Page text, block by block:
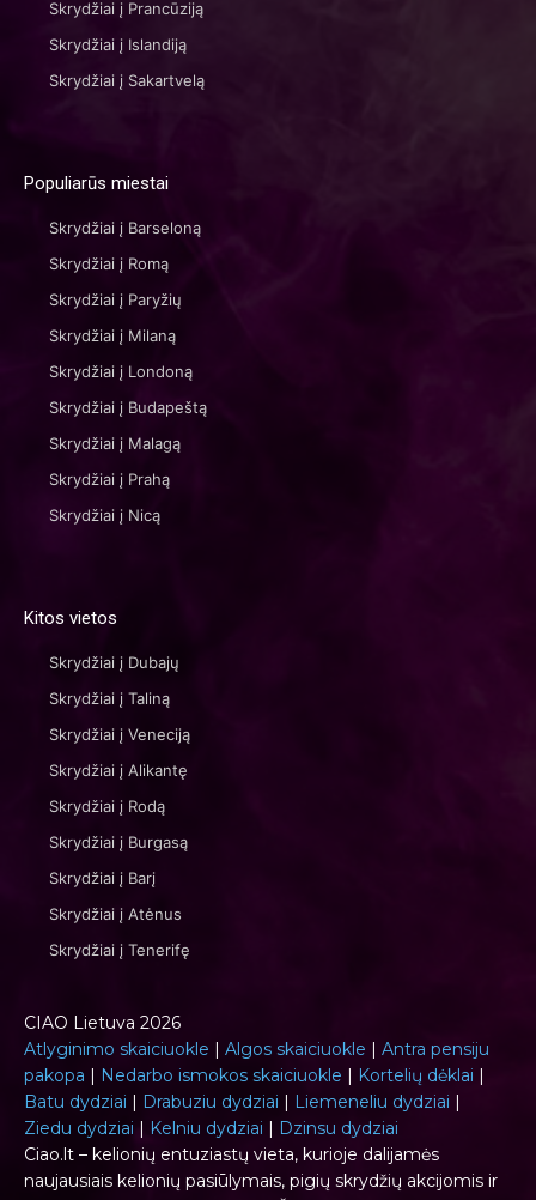
Skrydžiai į Prancūziją
Skrydžiai į Islandiją
Skrydžiai į Sakartvelą
Populiarūs miestai
Skrydžiai į Barseloną
Skrydžiai į Romą
Skrydžiai į Paryžių
Skrydžiai į Milaną
Skrydžiai į Londoną
Skrydžiai į Budapeštą
Skrydžiai į Malagą
Skrydžiai į Prahą
Skrydžiai į Nicą
Kitos vietos
Skrydžiai į Dubajų
Skrydžiai į Taliną
Skrydžiai į Veneciją
Skrydžiai į Alikantę
Skrydžiai į Rodą
Skrydžiai į Burgasą
Skrydžiai į Barį
Skrydžiai į Atėnus
Skrydžiai į Tenerifę
CIAO Lietuva 2026
Atlyginimo skaiciuokle | Algos skaiciuokle | Antra pensiju
pakopa | Nedarbo ismokos skaiciuokle | Kortelių dėklai |
Batu dydziai | Drabuziu dydziai | Liemeneliu dydziai |
Ziedu dydziai | Kelniu dydziai | Dzinsu dydziai
Ciao.lt – kelionių entuziastų vieta, kurioje dalijamės
naujausiais kelionių pasiūlymais, pigių skrydžių akcijomis ir